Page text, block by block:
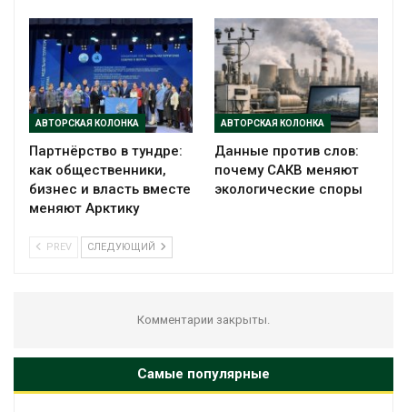
АВТОРСКАЯ КОЛОНКА
Партнёрство в тундре:
как общественники,
бизнес и власть вместе
меняют Арктику
АВТОРСКАЯ КОЛОНКА
Данные против слов:
почему САКВ меняют
экологические споры
PREV СЛЕДУЮЩИЙ
Комментарии закрыты.
Самые популярные